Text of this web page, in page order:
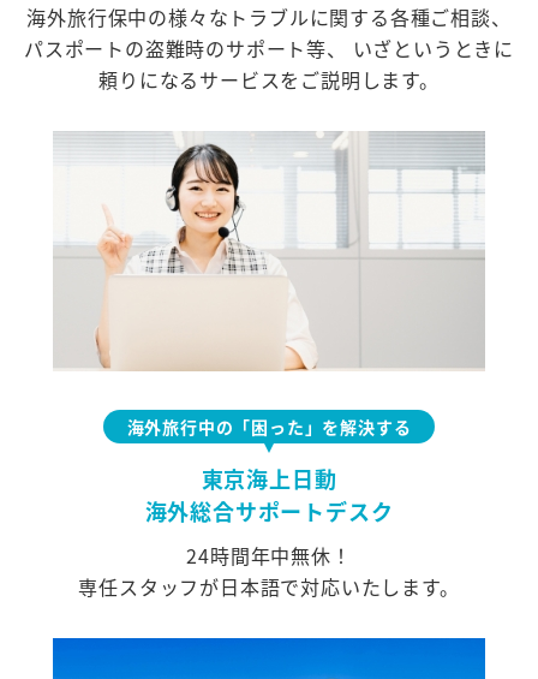
海外旅行保中の様々なトラブルに関する各種ご相談、
パスポートの盗難時のサポート等、
いざというときに
頼りになるサービスをご説明します。
海外旅行中の「困った」を解決する
東京海上日動
海外総合サポートデスク
24時間年中無休！
専任スタッフが日本語で対応いたします。